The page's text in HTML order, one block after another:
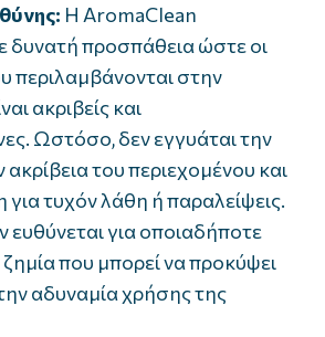
Η AromaClean
δυνατή προσπάθεια ώστε οι
περιλαμβάνονται στην
ακριβείς και
Ωστόσο, δεν εγγυάται την
του περιεχομένου και
για τυχόν λάθη ή παραλείψεις.
ευθύνεται για οποιαδήποτε
που μπορεί να προκύψει
αδυναμία χρήσης της